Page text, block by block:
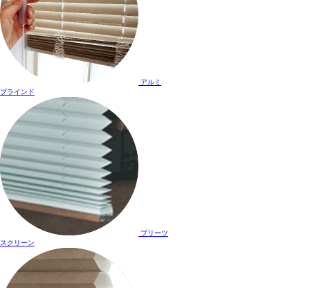
アルミ
ブラインド
プリーツ
スクリーン